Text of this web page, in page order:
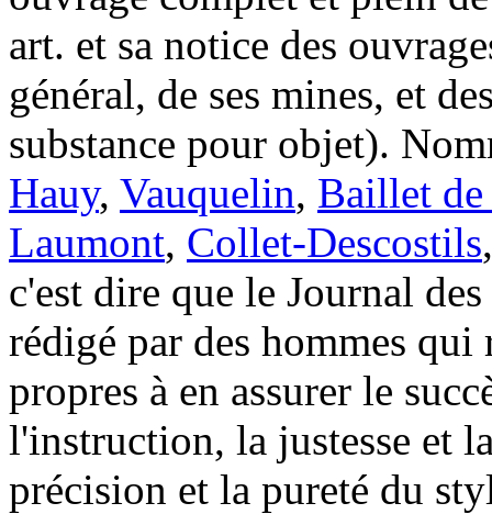
art. et sa notice des
général, de ses mines, et
substance pour objet).
Hauy, Vauquelin, Baillet
Laumont, Collet-Descostils
c'est dire que le Journal
rédigé par des hommes
propres à en assurer le
l'instruction, la justesse et
précision et la pureté du